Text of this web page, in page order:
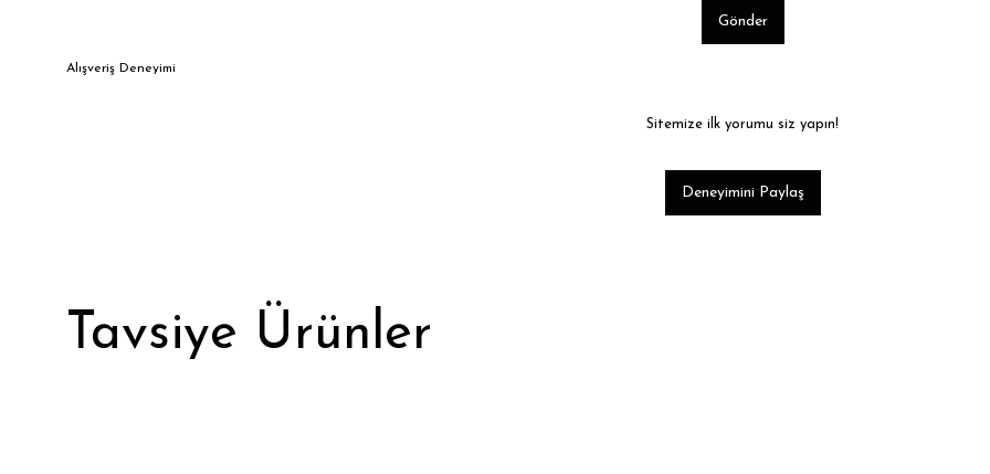
Gönder
Alışveriş Deneyimi
Sitemize ilk yorumu siz yapın!
Deneyimini Paylaş
Tavsiye Ürünler